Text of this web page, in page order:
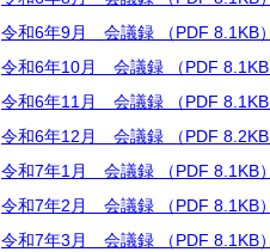
令和6年9月 会議録 （PDF 8.1KB）
令和6年10月 会議録 （PDF 8.1KB
令和6年11月 会議録 （PDF 8.1KB
令和6年12月 会議録 （PDF 8.2KB
令和7年1月 会議録 （PDF 8.1KB）
令和7年2月 会議録 （PDF 8.1KB）
令和7年3月 会議録 （PDF 8.1KB）